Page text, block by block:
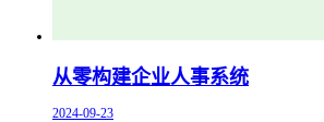
从零构建企业人事系统
2024-09-23